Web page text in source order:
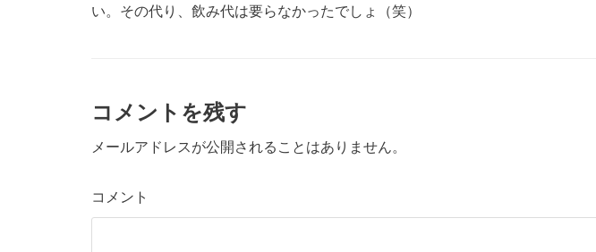
い。その代り、飲み代は要らなかったでしょ（笑）
コメントを残す
メールアドレスが公開されることはありません。
コメント